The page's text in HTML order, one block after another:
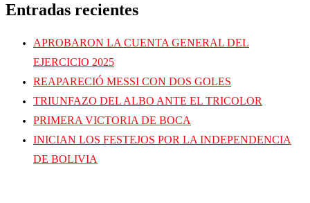
Entradas recientes
APROBARON LA CUENTA GENERAL DEL
EJERCICIO 2025
REAPARECIÓ MESSI CON DOS GOLES
TRIUNFAZO DEL ALBO ANTE EL TRICOLOR
PRIMERA VICTORIA DE BOCA
INICIAN LOS FESTEJOS POR LA INDEPENDENCIA
DE BOLIVIA